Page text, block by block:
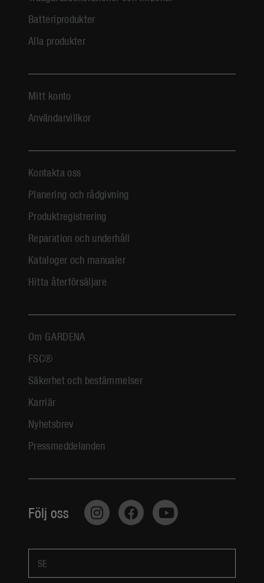
Batteriprodukter
Alla produkter
Mitt konto
Användarvillkor
Kontakta oss
Planering och rådgivning
Produktregistrering
Reparation och underhåll
Kataloger och manualer
Hitta återförsäljare
Om GARDENA
FSC®
Säkerhet och bestämmelser
Karriär
Nyhetsbrev
Pressmeddelanden
Följ oss
SE